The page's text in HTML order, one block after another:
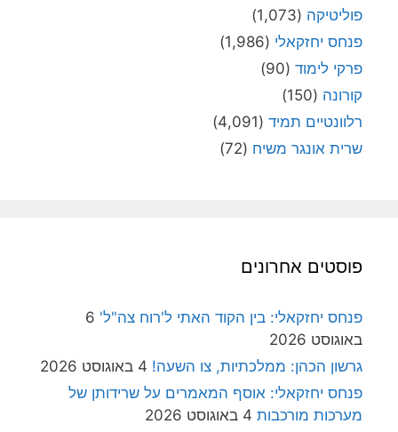
פוליטיקה (1,073)
פנחס יחזקאלי (1,986)
פרקי לימוד (90)
קורונה (150)
רלוונטיים תמיד (4,091)
שרית אונגר משיח (72)
פוסטים אחרונים
פנחס יחזקאלי: בין הקוד האתי ל'רוח צה"ל' 6
באוגוסט 2026
גרשון הכהן: ממלכתיות, צו השעה! 4 באוגוסט 2026
פנחס יחזקאלי: אוסף המאמרים על שרידותן של
מערכות מורכבות 4 באוגוסט 2026